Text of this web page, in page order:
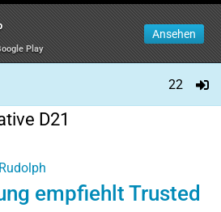
Play
Ansehen
22
D21
empfiehlt Trusted